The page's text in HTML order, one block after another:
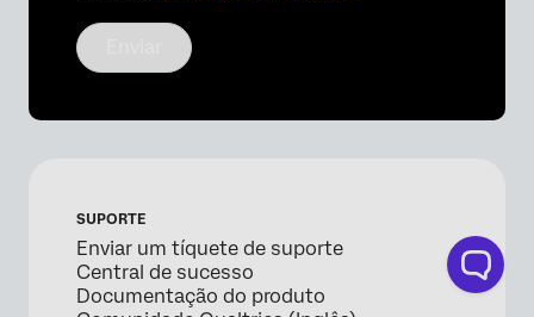
SUPORTE
Enviar um tíquete de suporte
Central de sucesso
Documentação do produto